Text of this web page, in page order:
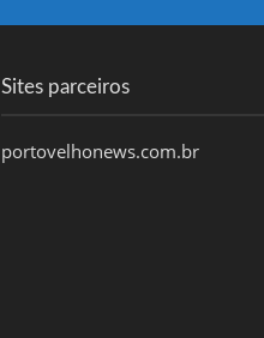
Sites parceiros
portovelhonews.com.br